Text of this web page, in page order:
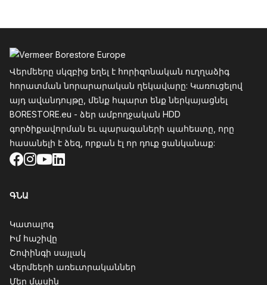
Վերմեերը սկզբից եղել է հորիզոնական ուղղաձիգ
հորատման նորարարական ղեկավարը: Կառուցելով
այդ ավանդույթը, մենք հպարտ ենք ներկայացնել
BORESTORE.eu - ձեր ամբողջական HDD
գործիքավորման եւ պարագաների պահեստը, որը
հասանելի է ձեզ, որքան էլ որ դուք ցանկանաք:
Facebook
Instagram
YouTube
LinkedIn
ԳՆԱ
Կատալոգ
Իմ հաշիվը
Շոփինգի սայլակ
Վերմեերի առեւտրականներ
Մեր մասին